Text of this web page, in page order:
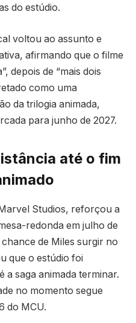
do estúdio.
voltou ao assunto e
afirmando que o filme
depois de “mais dois
como uma
da trilogia animada,
para junho de 2027.
até o fim
Studios, reforçou a
redonda em julho de
de Miles surgir no
que o estúdio foi
a saga animada terminar.
no momento segue
do MCU.